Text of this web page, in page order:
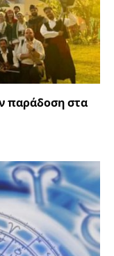
παράδοση στα